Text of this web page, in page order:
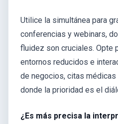
Utilice la simultánea para
conferencias y webinars,
fluidez son cruciales. Opte
entornos reducidos e
de negocios, citas médicas
donde la prioridad es el
¿Es más precisa la